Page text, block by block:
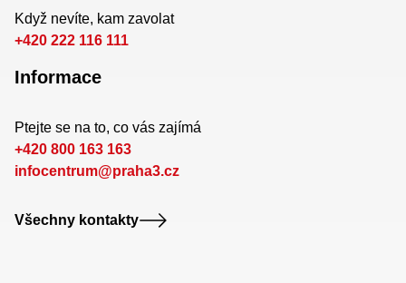
Když nevíte, kam zavolat
+420 222 116 111
Informace
Ptejte se na to, co vás zajímá
+420 800 163 163
infocentrum@praha3.cz
Všechny kontakty